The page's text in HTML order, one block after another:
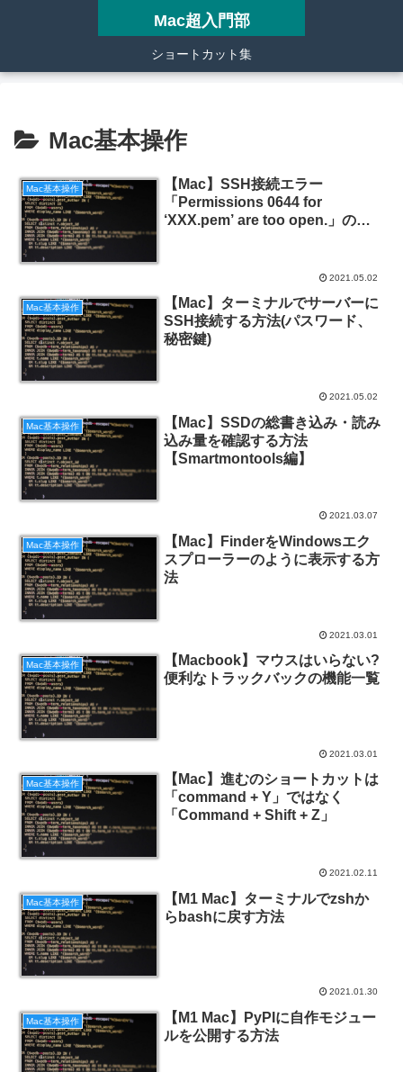
Mac超入門部
ショートカット集
Mac基本操作
Mac基本操作
【Mac】SSH接続エラー
「Permissions 0644 for
‘XXX.pem’ are too open.」の対
2021.05.02
Mac基本操作
【Mac】ターミナルでサーバーに
SSH接続する方法(パスワード、
秘密鍵)
2021.05.02
Mac基本操作
【Mac】SSDの総書き込み・読み
込み量を確認する方法
【Smartmontools編】
2021.03.07
Mac基本操作
【Mac】FinderをWindowsエク
スプローラーのように表示する方
法
2021.03.01
Mac基本操作
【Macbook】マウスはいらない?
便利なトラックバックの機能一覧
2021.03.01
Mac基本操作
【Mac】進むのショートカットは
「command + Y」ではなく
「Command + Shift + Z」
2021.02.11
Mac基本操作
【M1 Mac】ターミナルでzshか
らbashに戻す方法
2021.01.30
Mac基本操作
【M1 Mac】PyPIに自作モジュー
ルを公開する方法